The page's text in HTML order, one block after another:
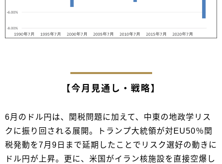
【今月見通し・戦略】
6月のドル円は、関税問題に加えて、中東の地政学リス
クに振り回される展開。トランプ大統領が対EU50％関
税発動を7月9日まで延期したことでリスク選好の動きに
ドル円が上昇。更に、米国がイラン核施設を直接空爆し